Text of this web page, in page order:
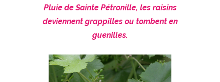
Pluie de Sainte Pétronille, les raisins
deviennent grappilles ou tombent en
guenilles.